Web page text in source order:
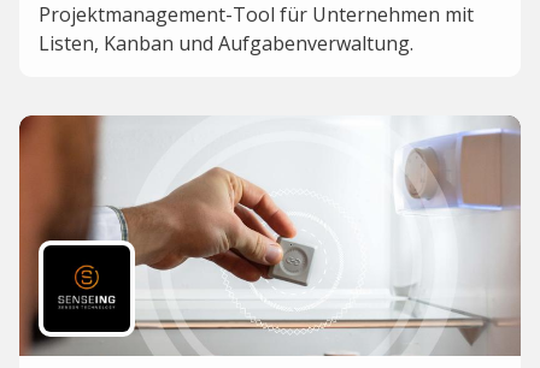
Projektmanagement-Tool für Unternehmen mit
Listen, Kanban und Aufgabenverwaltung.